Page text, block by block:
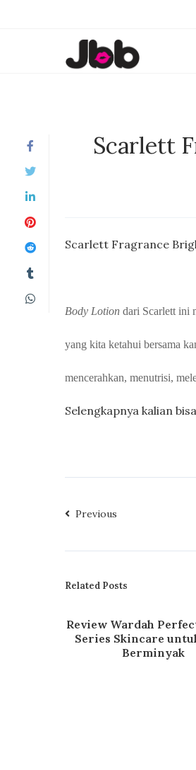
Scarlett
Scarlett Fragrance
Body Lotion dari Scarlett ini
yang kita ketahui bersama
mencerahkan, menutrisi,
Selengkapnya kalian
Previous
Related Posts
Review Wardah
Series Skincare
Berminyak